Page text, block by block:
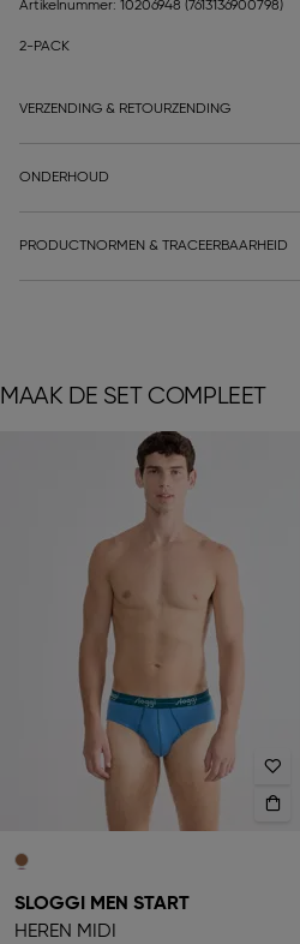
Artikelnummer: 10206948 (7613136900798)
2-PACK
VERZENDING & RETOURZENDING
ONDERHOUD
PRODUCTNORMEN & TRACEERBAARHEID
MAAK DE SET COMPLEET
SLOGGI MEN START
HEREN MIDI